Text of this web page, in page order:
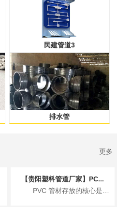
民建管道3
排水管
更多
【贵阳塑料管道厂家】PC...
PVC 管材存放的核心是控温避光、防潮通风、规范堆放、远离污染、先进先出，防止...